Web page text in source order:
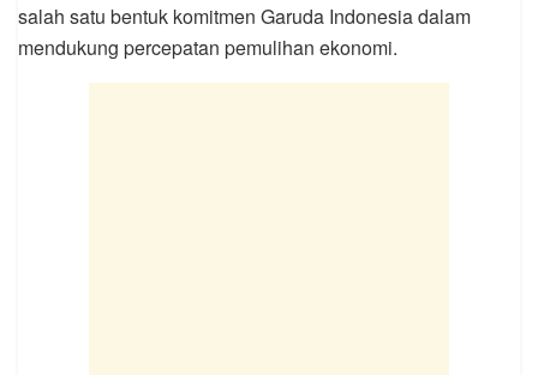
salah satu bentuk komitmen Garuda Indonesia dalam
mendukung percepatan pemulihan ekonomi.